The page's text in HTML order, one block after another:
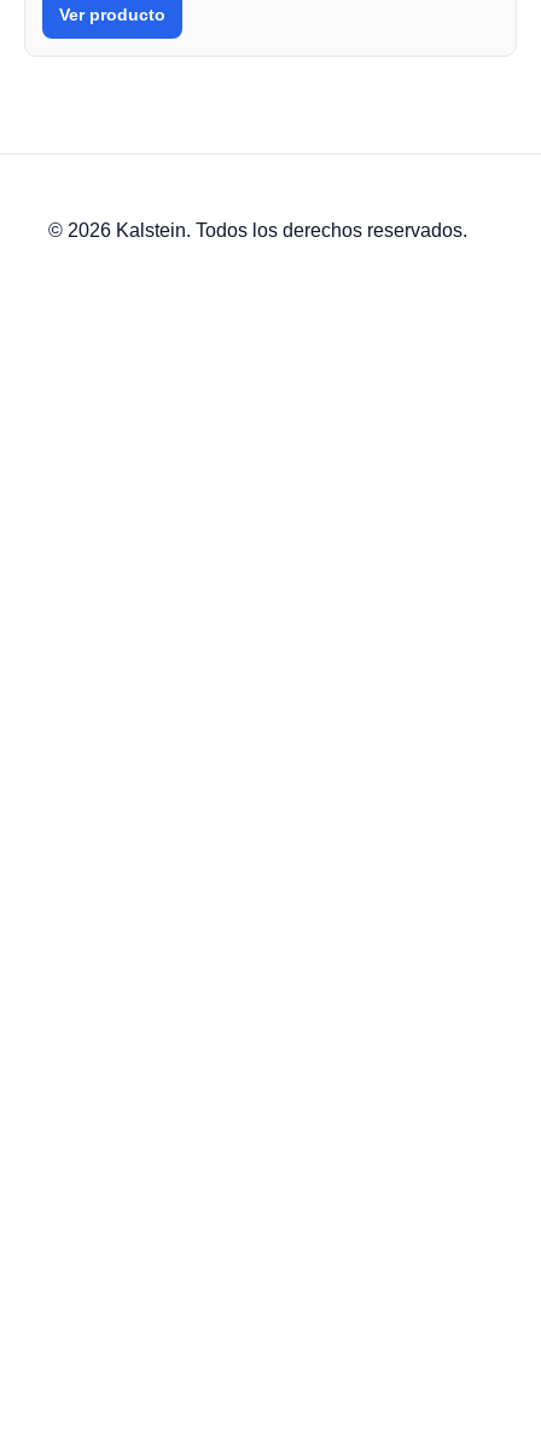
Ver producto
© 2026 Kalstein. Todos los derechos reservados.